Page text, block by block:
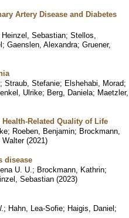
Artery Disease and Diabetes
Heinzel, Sebastian; Stellos,
; Gaenslen, Alexandra; Gruener,
; Straub, Stefanie; Elshehabi, Morad;
Ulrike; Berg, Daniela; Maetzler,
Related Quality of Life
; Roeben, Benjamin; Brockmann,
Walter (2021)
disease
U. U. ; Brockmann, Kathrin;
Sebastian (2023)
; Hahn, Lea-Sofie; Haigis, Daniel;